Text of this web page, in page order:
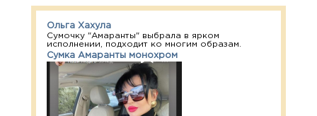
Ольга Хахула
Сумочку "Амаранты" выбрала в ярком
исполнении, подходит ко многим образам.
Сумка Амаранты монохром